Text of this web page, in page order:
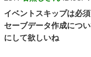
イベントスキップは必須
セーブデータ作成につ
にして欲しいね